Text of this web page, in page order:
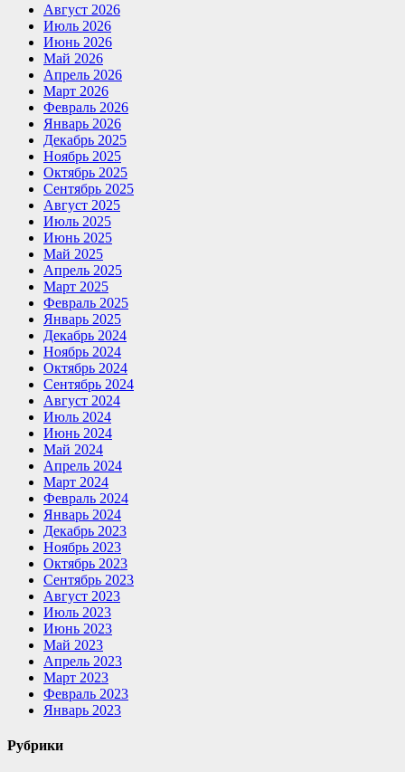
Август 2026
Июль 2026
Июнь 2026
Май 2026
Апрель 2026
Март 2026
Февраль 2026
Январь 2026
Декабрь 2025
Ноябрь 2025
Октябрь 2025
Сентябрь 2025
Август 2025
Июль 2025
Июнь 2025
Май 2025
Апрель 2025
Март 2025
Февраль 2025
Январь 2025
Декабрь 2024
Ноябрь 2024
Октябрь 2024
Сентябрь 2024
Август 2024
Июль 2024
Июнь 2024
Май 2024
Апрель 2024
Март 2024
Февраль 2024
Январь 2024
Декабрь 2023
Ноябрь 2023
Октябрь 2023
Сентябрь 2023
Август 2023
Июль 2023
Июнь 2023
Май 2023
Апрель 2023
Март 2023
Февраль 2023
Январь 2023
Рубрики